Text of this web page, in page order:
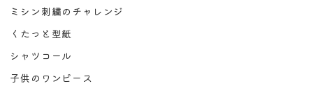
ミシン刺繍のチャレンジ
くたっと型紙
シャツコール
子供のワンピース